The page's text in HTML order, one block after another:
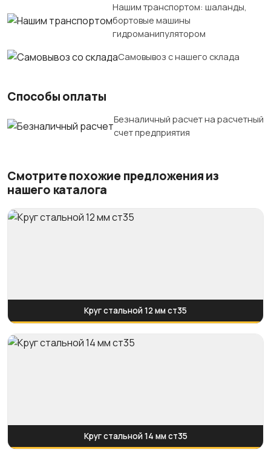
Нашим транспортом: шаланды,
бортовые машины
гидроманипулятором
Самовывоз с нашего склада
Способы оплаты
Безналичный расчет на расчетный
счет предприятия
Смотрите похожие предложения из
нашего каталога
Круг стальной 12 мм ст35
Круг стальной 14 мм ст35